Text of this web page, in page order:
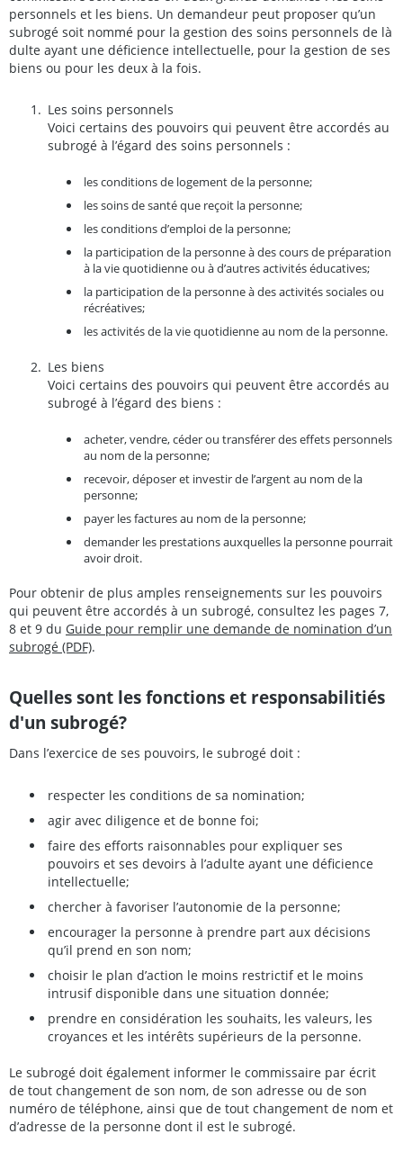
personnels et les biens. Un demandeur peut proposer qu’un
subrogé soit nommé pour la gestion des soins personnels de là
dulte ayant une déficience intellectuelle, pour la gestion de ses
biens ou pour les deux à la fois.
Les soins personnels
Voici certains des pouvoirs qui peuvent être accordés au
subrogé à l’égard des soins personnels :
les conditions de logement de la personne;
les soins de santé que reçoit la personne;
les conditions d’emploi de la personne;
la participation de la personne à des cours de préparation
à la vie quotidienne ou à d’autres activités éducatives;
la participation de la personne à des activités sociales ou
récréatives;
les activités de la vie quotidienne au nom de la personne.
Les biens
Voici certains des pouvoirs qui peuvent être accordés au
subrogé à l’égard des biens :
acheter, vendre, céder ou transférer des effets personnels
au nom de la personne;
recevoir, déposer et investir de l’argent au nom de la
personne;
payer les factures au nom de la personne;
demander les prestations auxquelles la personne pourrait
avoir droit.
Pour obtenir de plus amples renseignements sur les pouvoirs
qui peuvent être accordés à un subrogé, consultez les pages 7,
8 et 9 du Guide pour remplir une demande de nomination d’un
subrogé (PDF).
Quelles sont les fonctions et responsabilitiés
d'un subrogé?
Dans l’exercice de ses pouvoirs, le subrogé doit :
respecter les conditions de sa nomination;
agir avec diligence et de bonne foi;
faire des efforts raisonnables pour expliquer ses
pouvoirs et ses devoirs à l’adulte ayant une déficience
intellectuelle;
chercher à favoriser l’autonomie de la personne;
encourager la personne à prendre part aux décisions
qu’il prend en son nom;
choisir le plan d’action le moins restrictif et le moins
intrusif disponible dans une situation donnée;
prendre en considération les souhaits, les valeurs, les
croyances et les intérêts supérieurs de la personne.
Le subrogé doit également informer le commissaire par écrit
de tout changement de son nom, de son adresse ou de son
numéro de téléphone, ainsi que de tout changement de nom et
d’adresse de la personne dont il est le subrogé.